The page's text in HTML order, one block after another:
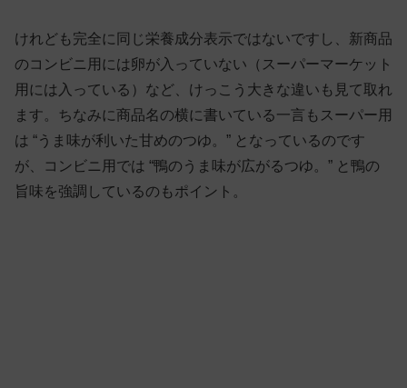
けれども完全に同じ栄養成分表示ではないですし、新商品
のコンビニ用には卵が入っていない（スーパーマーケット
用には入っている）など、けっこう大きな違いも見て取れ
ます。ちなみに商品名の横に書いている一言もスーパー用
は “うま味が利いた甘めのつゆ。” となっているのです
が、コンビニ用では “鴨のうま味が広がるつゆ。” と鴨の
旨味を強調しているのもポイント。